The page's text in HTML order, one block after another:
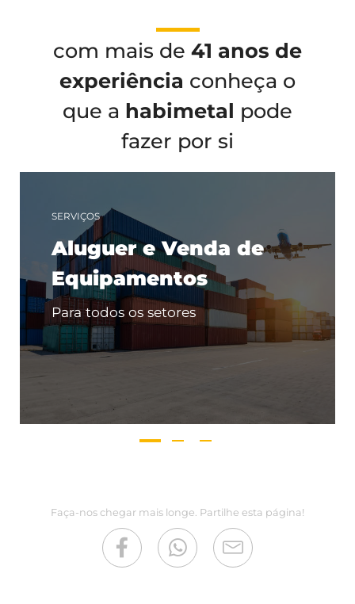
com mais de 41 anos de
experiência conheça o
que a habimetal pode
fazer por si
SERVIÇOS
Aluguer e Venda de
Equipamentos
Para todos os setores
Faça-nos chegar mais longe. Partilhe esta página!